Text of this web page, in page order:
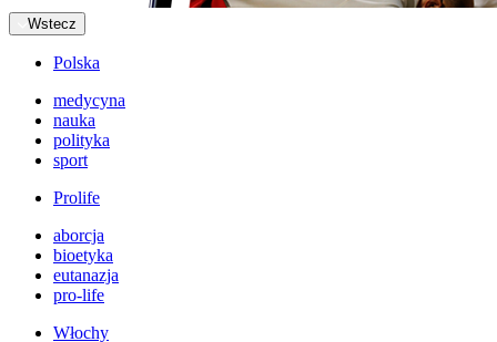
Wstecz
Polska
medycyna
nauka
polityka
sport
Prolife
aborcja
bioetyka
eutanazja
pro-life
Włochy